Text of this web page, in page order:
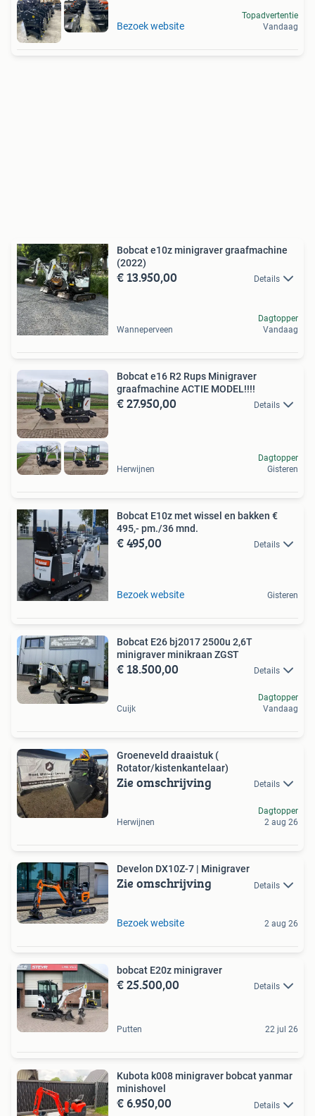
Bezoek website
Topadvertentie
Vandaag
Bobcat e10z minigraver graafmachine
(2022)
€ 13.950,00 Details
Wanneperveen
Dagtopper
Vandaag
Bobcat e16 R2 Rups Minigraver
graafmachine ACTIE MODEL!!!!
€ 27.950,00 Details
Herwijnen
Dagtopper
Gisteren
Bobcat E10z met wissel en bakken €
495,- pm./36 mnd.
€ 495,00 Details
Bezoek website Gisteren
Bobcat E26 bj2017 2500u 2,6T
minigraver minikraan ZGST
€ 18.500,00 Details
Cuijk
Dagtopper
Vandaag
Groeneveld draaistuk (
Rotator/kistenkantelaar)
Zie omschrijving Details
Herwijnen
Dagtopper
2 aug 26
Develon DX10Z-7 | Minigraver
Zie omschrijving Details
Bezoek website 2 aug 26
bobcat E20z minigraver
€ 25.500,00 Details
Putten 22 jul 26
Kubota k008 minigraver bobcat yanmar
minishovel
€ 6.950,00 Details